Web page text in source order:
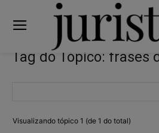
Tag do Tópico: frases
Visualizando tópico 1 (de 1 do total)